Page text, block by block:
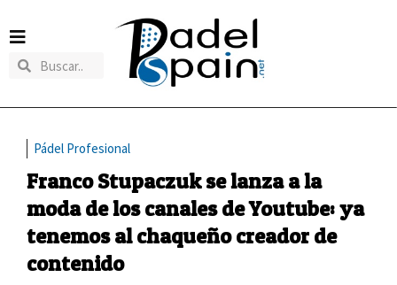
Pádel Profesional
Franco Stupaczuk se lanza a la
moda de los canales de Youtube: ya
tenemos al chaqueño creador de
contenido